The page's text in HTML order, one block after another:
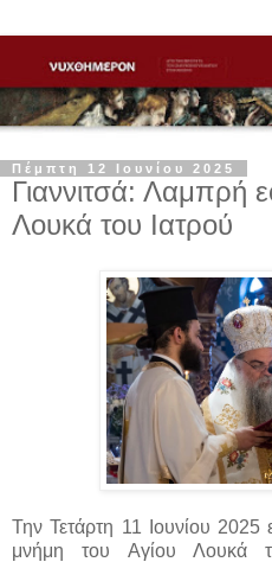
Πέμπτη 12 Ιουνίου 2025
Γιαννιτσά: Λαμπρή
Λουκά του Ιατρού
Την Τετάρτη 11 Ιουνίου
μνήμη του Αγίου Λουκά